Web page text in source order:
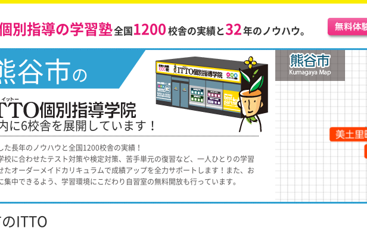
別指導の学習塾全国1200校舎の実績と32年のノウハウ。
谷市の
に6校舎を展開しています！
た長年のノウハウと全国1200校舎の実績！
校に合わせたテスト対策や検定対策、苦手単元の復習など、一人ひとりの学習
たオーダーメイドカリキュラムで成績アップを全力サポートします！また、お
集中できるよう、学習環境にこだわり自習室の無料開放も行っています。
ITTO